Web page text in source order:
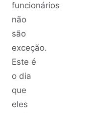
funcionários
não
são
exceção.
Este é
o dia
que
eles